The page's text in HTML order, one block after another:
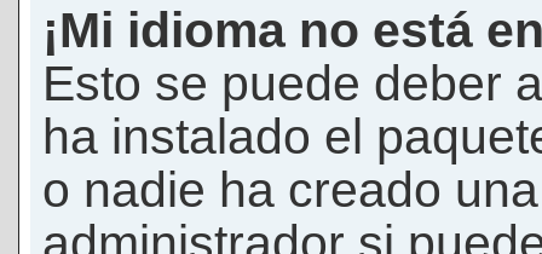
¡Mi idioma no está
Esto se puede deber
ha instalado el
o nadie ha creado
administrador si